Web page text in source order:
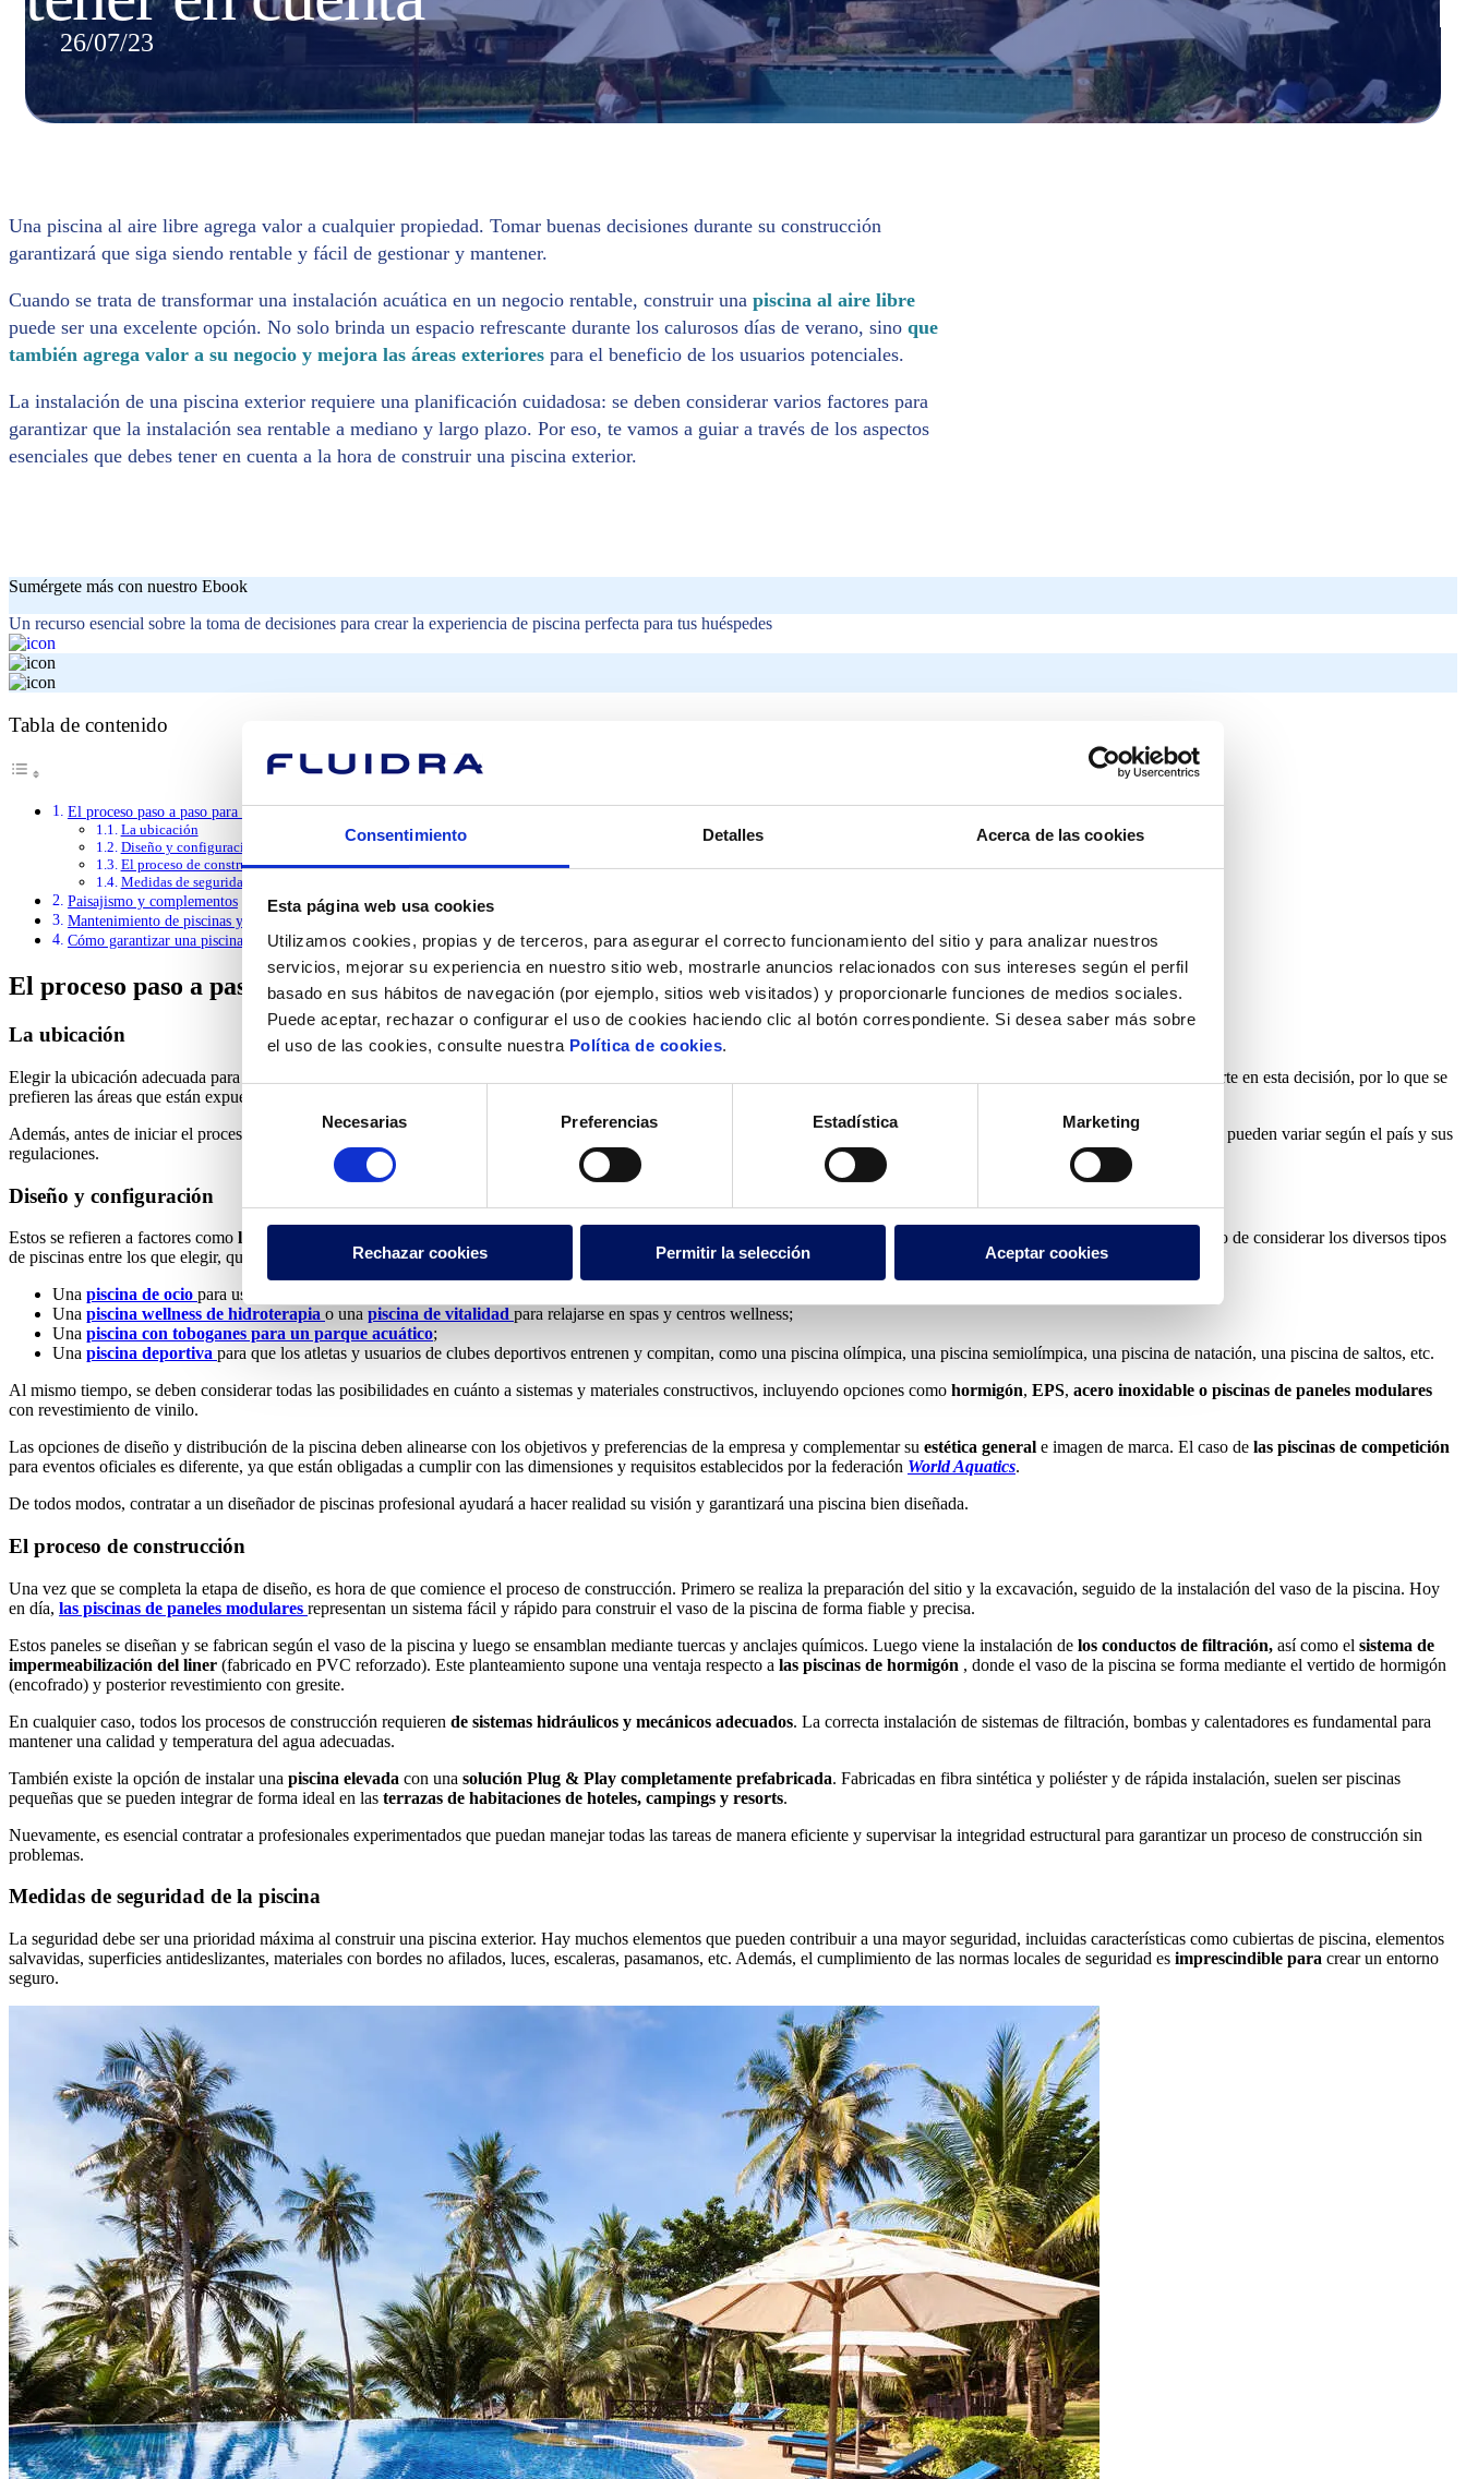
Consentimiento Detalles Acerca de las cookies
Esta página web usa cookies
Utilizamos cookies, propias y de terceros, para asegurar el correcto funcionamiento del sitio y para analizar nuestros
servicios, mejorar su experiencia en nuestro sitio web, mostrarle anuncios relacionados con sus intereses según el perfil
basado en sus hábitos de navegación (por ejemplo, sitios web visitados) y proporcionarle funciones de medios sociales.
Puede aceptar, rechazar o configurar el uso de cookies haciendo clic al botón correspondiente. Si desea saber más sobre
el uso de las cookies, consulte nuestra Política de cookies.
Selección
consentimiento
Necesarias Preferencias Estadística Marketing
Rechazar cookies Permitir la selección Aceptar cookies
26/07/23
Una piscina al aire libre agrega valor a cualquier propiedad. Tomar buenas decisiones durante su construcción
garantizará que siga siendo rentable y fácil de gestionar y mantener.
Cuando se trata de transformar una instalación acuática en un negocio rentable, construir una piscina al aire libre
puede ser una excelente opción. No solo brinda un espacio refrescante durante los calurosos días de verano, sino que
también agrega valor a su negocio y mejora las áreas exteriores para el beneficio de los usuarios potenciales.
La instalación de una piscina exterior requiere una planificación cuidadosa: se deben considerar varios factores para
garantizar que la instalación sea rentable a mediano y largo plazo. Por eso, te vamos a guiar a través de los aspectos
esenciales que debes tener en cuenta a la hora de construir una piscina exterior.
Sumérgete más con nuestro Ebook
Un recurso esencial sobre la toma de decisiones para crear la experiencia de piscina perfecta para tus huéspedes
Tabla de contenido
El proceso paso a paso para construir una piscina exterior
La ubicación
Diseño y configuración
El proceso de construcción
Medidas de seguridad de la piscina
Paisajismo y complementos
Mantenimiento de piscinas y eficiencia operativa: el secreto de una piscina exterior exitosa
Cómo garantizar una piscina exterior de calidad
El proceso paso a paso para construir una piscina exterior
La ubicación
Elegir la ubicación adecuada para la piscina es un primer paso crucial. Factores como la exposición a la luz solar, la accesibilidad y las vistas son clave y pueden ayudar a orientarte en esta decisión, por lo que se
prefieren las áreas que están expuestas a la luz solar durante la mayor parte del día.
Además, antes de iniciar el proceso de construcción, es fundamental
asegurarse de que el suelo sea estable y obtener lospermisos necesarios de las autoridades locales
, que pueden variar según el país y sus
regulaciones.
Diseño y configuración
Estos se refieren a factores como la forma de la piscina
como cascadas o fuentes. Este es también el momento de considerar los diversos tipos
de piscinas entre los que elegir, que incluyen:
Una piscina de ocio para usuarios de hoteles, resorts, campings e instalaciones públicas;
Una piscina wellness de hidroterapia o una piscina de vitalidad para relajarse en spas y centros wellness;
Una piscina con toboganes para un parque acuático;
Una piscina deportiva para que los atletas y usuarios de clubes deportivos entrenen y compitan, como una piscina olímpica, una piscina semiolímpica, una piscina de natación, una piscina de saltos, etc.
Al mismo tiempo, se deben considerar todas las posibilidades en cuánto a sistemas y materiales constructivos, incluyendo opciones como hormigón, EPS, acero inoxidable o piscinas de paneles modulares
con revestimiento de vinilo.
Las opciones de diseño y distribución de la piscina deben alinearse con los objetivos y preferencias de la empresa y complementar su estética general e imagen de marca. El caso de las piscinas de competición
para eventos oficiales es diferente, ya que están obligadas a cumplir con las dimensiones y requisitos establecidos por la federación World Aquatics.
De todos modos, contratar a un diseñador de piscinas profesional ayudará a hacer realidad su visión y garantizará una piscina bien diseñada.
El proceso de construcción
Una vez que se completa la etapa de diseño, es hora de que comience el proceso de construcción. Primero se realiza la preparación del sitio y la excavación, seguido de la instalación del vaso de la piscina. Hoy
en día, las piscinas de paneles modulares representan un sistema fácil y rápido para construir el vaso de la piscina de forma fiable y precisa.
Estos paneles se diseñan y se fabrican según el vaso de la piscina y luego se ensamblan mediante tuercas y anclajes químicos. Luego viene la instalación de los conductos de filtración, así como el sistema de
impermeabilización del liner (fabricado en PVC reforzado). Este planteamiento supone una ventaja respecto a las piscinas de hormigón , donde el vaso de la piscina se forma mediante el vertido de hormigón
(encofrado) y posterior revestimiento con gresite.
En cualquier caso, todos los procesos de construcción requieren de sistemas hidráulicos y mecánicos adecuados. La correcta instalación de sistemas de filtración, bombas y calentadores es fundamental para
mantener una calidad y temperatura del agua adecuadas.
También existe la opción de instalar una piscina elevada con una solución Plug & Play completamente prefabricada. Fabricadas en fibra sintética y poliéster y de rápida instalación, suelen ser piscinas
pequeñas que se pueden integrar de forma ideal en las terrazas de habitaciones de hoteles, campings y resorts.
Nuevamente, es esencial contratar a profesionales experimentados que puedan manejar todas las tareas de manera eficiente y supervisar la integridad estructural para garantizar un proceso de construcción sin
problemas.
Medidas de seguridad de la piscina
La seguridad debe ser una prioridad máxima al construir una piscina exterior. Hay muchos elementos que pueden contribuir a una mayor seguridad, incluidas características como cubiertas de piscina, elementos
salvavidas, superficies antideslizantes, materiales con bordes no afilados, luces, escaleras, pasamanos, etc. Además, el cumplimiento de las normas locales de seguridad es imprescindible para crear un entorno
seguro.